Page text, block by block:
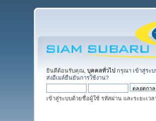
ยินดีต้อนรับคุณ,บุคคลทั่วไป กรุณา เข้าสู่ระ
ส่งอีเมล์ยืนยันการใช้งาน?
เข้าสู่ระบบด้วยชื่อผู้ใช้ รหัสผ่าน และระยะเว